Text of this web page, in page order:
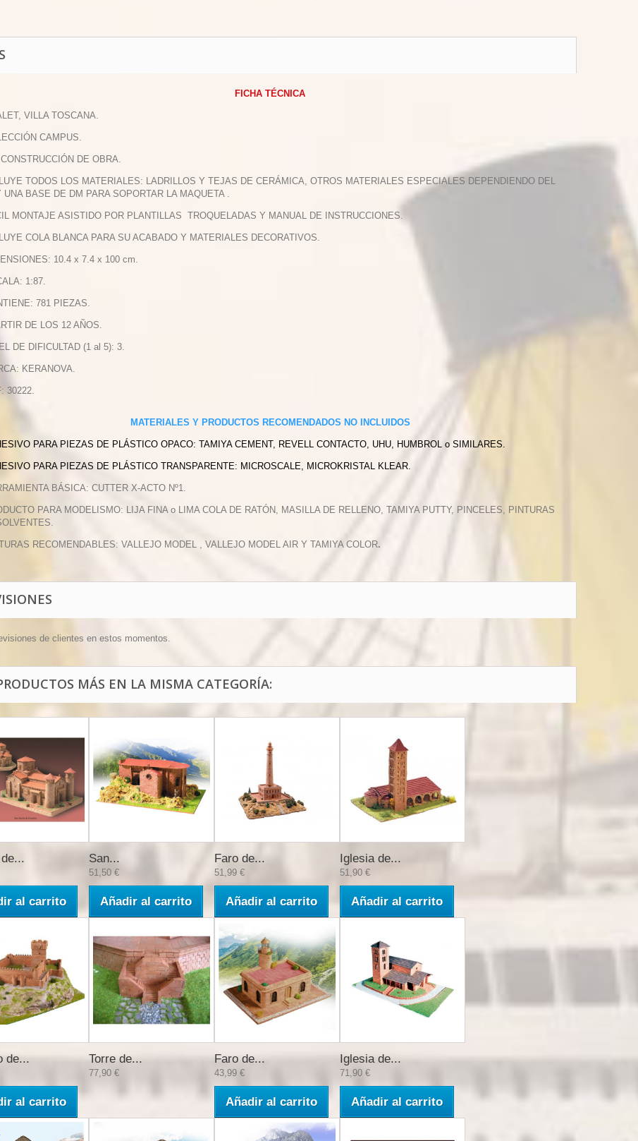
FICHA TÉCNICA
VILLA TOSCANA.
CAMPUS.
DE OBRA.
TODOS LOS MATERIALES: LADRILLOS Y TEJAS DE CERÁMICA, OTROS MATERIALES ESPECIALES DEPENDIENDO DEL
UNA BASE DE DM PARA SOPORTAR LA MAQUETA .
MONTAJE ASISTIDO POR PLANTILLAS TROQUELADAS Y MANUAL DE INSTRUCCIONES.
COLA BLANCA PARA SU ACABADO Y MATERIALES DECORATIVOS.
10.4 x 7.4 x 100 cm.
1:87.
781 PIEZAS.
DE LOS 12 AÑOS.
DE DIFICULTAD (1 al 5): 3.
KERANOVA.
30222.
MATERIALES Y PRODUCTOS RECOMENDADOS NO INCLUIDOS
PARA PIEZAS DE PLÁSTICO OPACO: TAMIYA CEMENT, REVELL CONTACTO, UHU, HUMBROL o SIMILARES.
PARA PIEZAS DE PLÁSTICO TRANSPARENTE: MICROSCALE, MICROKRISTAL KLEAR.
BÁSICA: CUTTER X-ACTO Nº1.
PARA MODELISMO: LIJA FINA o LIMA COLA DE RATÓN, MASILLA DE RELLENO, TAMIYA PUTTY, PINCELES, PINTURAS
RECOMENDABLES: VALLEJO MODEL , VALLEJO MODEL AIR Y TAMIYA COLOR.
de clientes en estos momentos.
MÁS EN LA MISMA CATEGORÍA:
al carrito
San...
51,50 €
Añadir al carrito
Faro de...
51,99 €
Añadir al carrito
Iglesia de...
51,90 €
Añadir al carrito
de...
al carrito
Torre de...
77,90 €
Faro de...
43,99 €
Añadir al carrito
Iglesia de...
71,90 €
Añadir al carrito